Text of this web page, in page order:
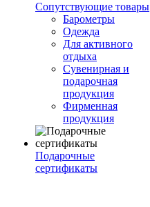
Сопутствующие товары
Барометры
Одежда
Для активного
отдыха
Сувенирная и
подарочная
продукция
Фирменная
продукция
Подарочные
сертификаты